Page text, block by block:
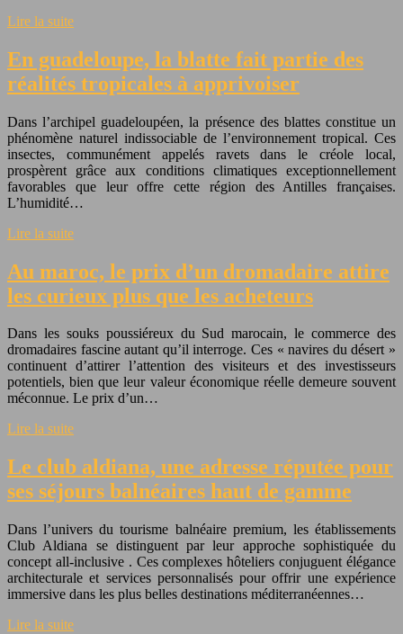
Lire la suite
En guadeloupe, la blatte fait partie des
réalités tropicales à apprivoiser
Dans l’archipel guadeloupéen, la présence des blattes constitue un
phénomène naturel indissociable de l’environnement tropical. Ces
insectes, communément appelés ravets dans le créole local,
prospèrent grâce aux conditions climatiques exceptionnellement
favorables que leur offre cette région des Antilles françaises.
L’humidité…
Lire la suite
Au maroc, le prix d’un dromadaire attire
les curieux plus que les acheteurs
Dans les souks poussiéreux du Sud marocain, le commerce des
dromadaires fascine autant qu’il interroge. Ces « navires du désert »
continuent d’attirer l’attention des visiteurs et des investisseurs
potentiels, bien que leur valeur économique réelle demeure souvent
méconnue. Le prix d’un…
Lire la suite
Le club aldiana, une adresse réputée pour
ses séjours balnéaires haut de gamme
Dans l’univers du tourisme balnéaire premium, les établissements
Club Aldiana se distinguent par leur approche sophistiquée du
concept all-inclusive . Ces complexes hôteliers conjuguent élégance
architecturale et services personnalisés pour offrir une expérience
immersive dans les plus belles destinations méditerranéennes…
Lire la suite